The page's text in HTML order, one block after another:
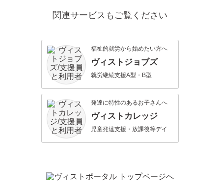
関連サービスもご覧ください
福祉的就労から始めたい方へ
ヴィストジョブズ
就労継続支援A型・B型
発達に特性のあるお子さんへ
ヴィストカレッジ
児童発達支援・放課後等デイ